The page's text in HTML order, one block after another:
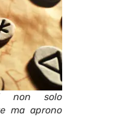
non solo
ma aprono